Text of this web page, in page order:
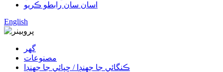
اسان سان رابطو ڪريو
English
گھر
مصنوعات
ڪنگائي جا جهنڊا / ڇپائي جا جهنڊا